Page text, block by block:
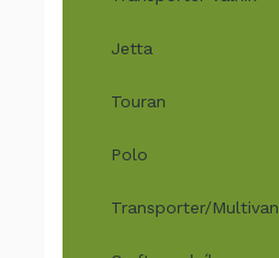
Jetta
Touran
Polo
Transporter/Multivan